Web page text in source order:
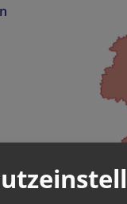
1.700
(13.699